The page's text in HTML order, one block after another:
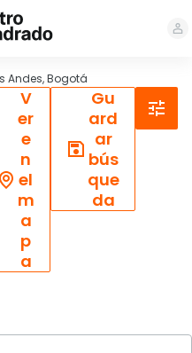
Andes, Bogotá
V
er
e
n
el
m
a
p
a
Gu
ard
ar
bús
que
da